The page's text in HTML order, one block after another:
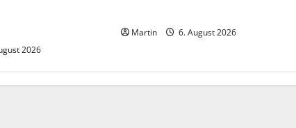
2026
Martin 6. August 2026